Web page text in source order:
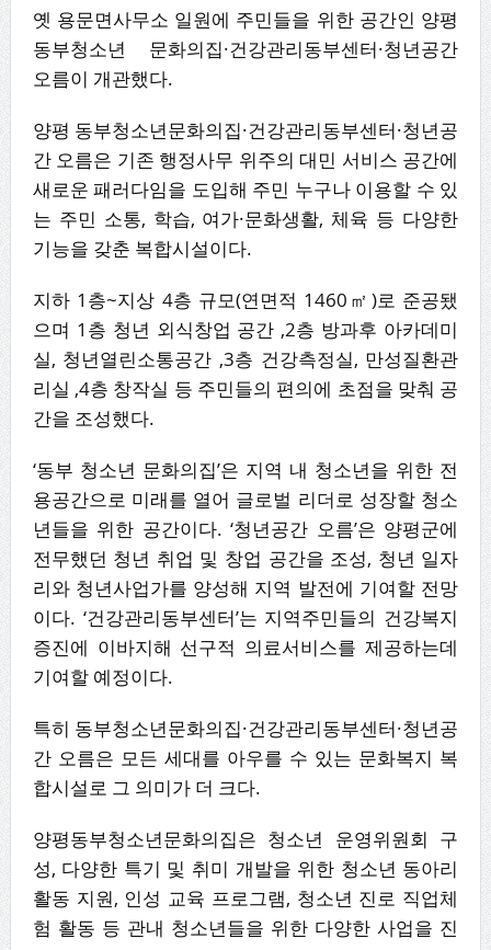
옛 용문면사무소 일원에 주민들을 위한 공간인 양평
동부청소년 문화의집·건강관리동부센터·청년공간
오름이 개관했다.
양평 동부청소년문화의집·건강관리동부센터·청년공
간 오름은 기존 행정사무 위주의 대민 서비스 공간에
새로운 패러다임을 도입해 주민 누구나 이용할 수 있
는 주민 소통, 학습, 여가·문화생활, 체육 등 다양한
기능을 갖춘 복합시설이다.
지하 1층~지상 4층 규모(연면적 1460㎡)로 준공됐
으며 1층 청년 외식창업 공간 ,2층 방과후 아카데미
실, 청년열린소통공간 ,3층 건강측정실, 만성질환관
리실 ,4층 창작실 등 주민들의 편의에 초점을 맞춰 공
간을 조성했다.
‘동부 청소년 문화의집’은 지역 내 청소년을 위한 전
용공간으로 미래를 열어 글로벌 리더로 성장할 청소
년들을 위한 공간이다. ‘청년공간 오름’은 양평군에
전무했던 청년 취업 및 창업 공간을 조성, 청년 일자
리와 청년사업가를 양성해 지역 발전에 기여할 전망
이다. ‘건강관리동부센터’는 지역주민들의 건강복지
증진에 이바지해 선구적 의료서비스를 제공하는데
기여할 예정이다.
특히 동부청소년문화의집·건강관리동부센터·청년공
간 오름은 모든 세대를 아우를 수 있는 문화복지 복
합시설로 그 의미가 더 크다.
양평동부청소년문화의집은 청소년 운영위원회 구
성, 다양한 특기 및 취미 개발을 위한 청소년 동아리
활동 지원, 인성 교육 프로그램, 청소년 진로 직업체
험 활동 등 관내 청소년들을 위한 다양한 사업을 진